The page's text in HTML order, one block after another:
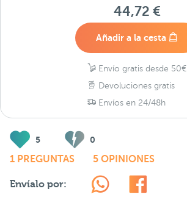
44,72 €
Añadir a la cesta
Envío gratis desde 50€
Devoluciones gratis
Envíos en 24/48h
5 0
1 PREGUNTAS 5 OPINIONES
Envíalo por: